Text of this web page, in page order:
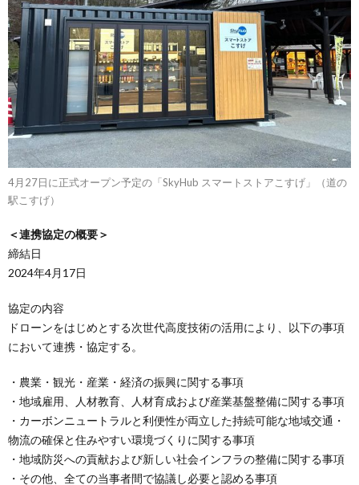
4月27日に正式オープン予定の「SkyHub スマートストアこすげ」（道の
駅こすげ）
＜連携協定の概要＞
締結日
2024年4月17日
協定の内容
ドローンをはじめとする次世代高度技術の活用により、以下の事項
において連携・協定する。
・農業・観光・産業・経済の振興に関する事項
・地域雇用、人材教育、人材育成および産業基盤整備に関する事項
・カーボンニュートラルと利便性が両立した持続可能な地域交通・
物流の確保と住みやすい環境づくりに関する事項
・地域防災への貢献および新しい社会インフラの整備に関する事項
・その他、全ての当事者間で協議し必要と認める事項